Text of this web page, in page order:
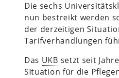
Die sechs
nun bestreikt werden
der derzeitigen
Tarifverhandlungen
Das UKB setzt seit
Situation für die